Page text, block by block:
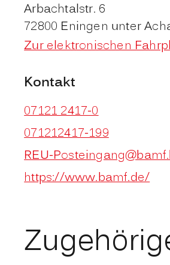
Arbachtalstr. 6
72800 Eningen unter
Zur elektronischen
Kontakt
07121 2417-0
071212417-199
REU-
https://www.bamf.de/